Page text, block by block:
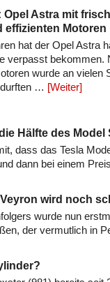
Opel Astra mit
effizienten Motoren
hat der Opel Astra
verpasst bekommen.
wurde an vielen
… [Weiter]
Hälfte des Model
dass das Tesla
dann bei einem
wird noch
wurde nun
der vermutlich in